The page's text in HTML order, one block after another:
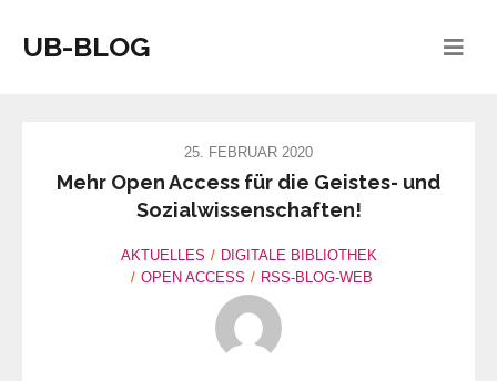
UB-BLOG
25. FEBRUAR 2020
Mehr Open Access für die Geistes- und
Sozialwissenschaften!
AKTUELLES
DIGITALE BIBLIOTHEK
OPEN ACCESS
RSS-BLOG-WEB